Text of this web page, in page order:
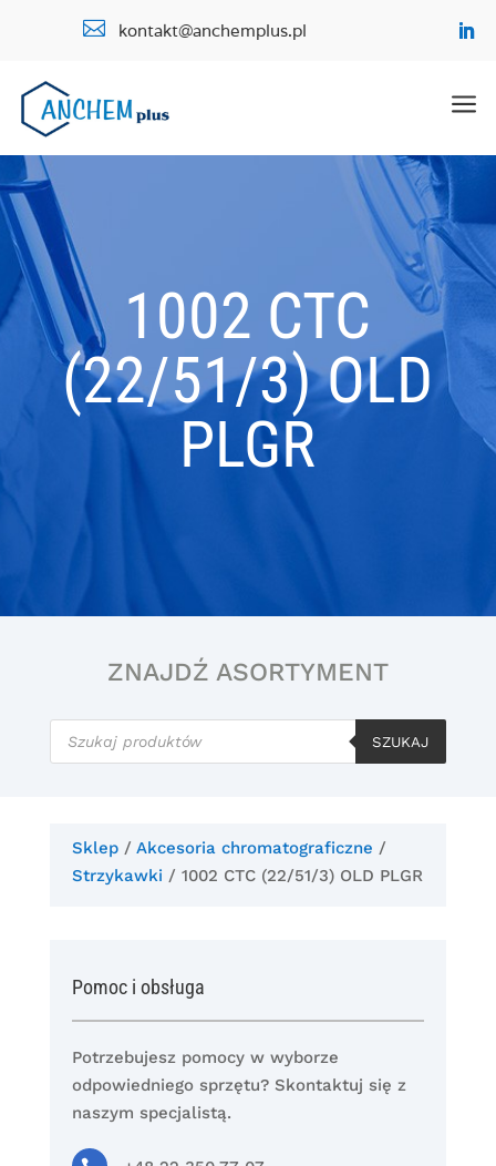
 kontakt@anchemplus.pl
a
1002 CTC
(22/51/3) OLD
PLGR
ZNAJDŹ ASORTYMENT
Wyszukiwarka
produktów
SZUKAJ
Sklep/ Akcesoria chromatograficzne /
Strzykawki / 1002 CTC (22/51/3) OLD PLGR
Pomoc i obsługa
Potrzebujesz pomocy w wyborze
odpowiedniego sprzętu? Skontaktuj się z
naszym specjalistą.